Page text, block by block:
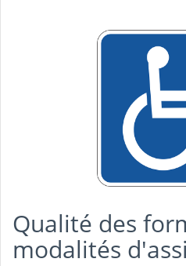
Qualité des
modalités